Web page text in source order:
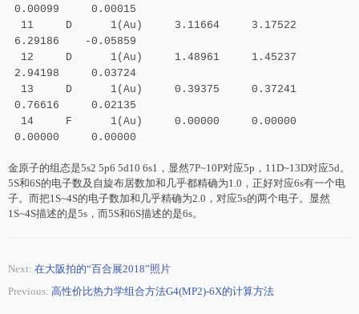
0.00099 0.00015
11 D 1(Au) 3.11664 3.17522
6.29186 -0.05859
12 D 1(Au) 1.48961 1.45237
2.94198 0.03724
13 D 1(Au) 0.39375 0.37241
0.76616 0.02135
14 F 1(Au) 0.00000 0.00000
0.00000 0.00000
金原子的组态是5s2 5p6 5d10 6s1，显然7P~10P对应5p，11D~13D对应5d。
5S和6S的电子数及自旋布居数加和几乎都精确为1.0，正好对应6s有一个电
子。而把1S~4S的电子数加和几乎精确为2.0，对应5s的两个电子。显然
1S~4S描述的是5s，而5S和6S描述的是6s。
Next: 在大阪拍的“百合展2018”照片
Previous: 高性价比热力学组合方法G4(MP2)-6X的计算方法